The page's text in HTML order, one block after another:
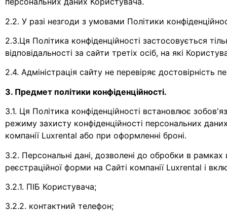
2.2. У разі незгоди з умовами Політики
2.3.Ця Політика конфіденційності застосовується
відповідальності за сайти третіх осіб, на які
2.4. Адміністрація сайту не перевіряє
3. Предмет політики конфіденційності.
3.1. Ця Політика конфіденційності встановлює
режиму захисту конфіденційності персональних
компанії Luxrental або при оформленні броні.
3.2. Персональні дані, дозволені до обробки в
реєстраційної форми на Сайті компанії Luxrental і
3.2.1. ПІБ Користувача;
3.2.2. контактний телефон;